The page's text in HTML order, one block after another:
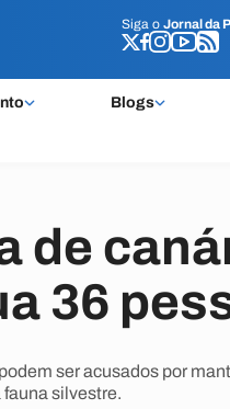
Siga o Jornal da
Blogs
Siga o Jornal da
de
36
ser acusados por
silvestre.